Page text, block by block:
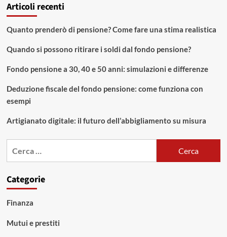
Articoli recenti
Quanto prenderò di pensione? Come fare una stima realistica
Quando si possono ritirare i soldi dal fondo pensione?
Fondo pensione a 30, 40 e 50 anni: simulazioni e differenze
Deduzione fiscale del fondo pensione: come funziona con
esempi
Artigianato digitale: il futuro dell’abbigliamento su misura
Categorie
Finanza
Mutui e prestiti